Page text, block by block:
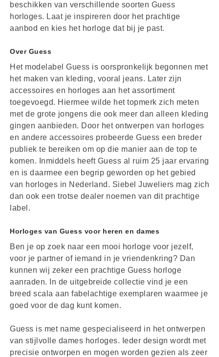
beschikken van verschillende soorten Guess
horloges. Laat je inspireren door het prachtige
aanbod en kies het horloge dat bij je past.
Over Guess
Het modelabel Guess is oorspronkelijk begonnen met
het maken van kleding, vooral jeans. Later zijn
accessoires en horloges aan het assortiment
toegevoegd. Hiermee wilde het topmerk zich meten
met de grote jongens die ook meer dan alleen kleding
gingen aanbieden. Door het ontwerpen van horloges
en andere accessoires probeerde Guess een breder
publiek te bereiken om op die manier aan de top te
komen. Inmiddels heeft Guess al ruim 25 jaar ervaring
en is daarmee een begrip geworden op het gebied
van horloges in Nederland. Siebel Juweliers mag zich
dan ook een trotse dealer noemen van dit prachtige
label.
Horloges van Guess voor heren en dames
Ben je op zoek naar een mooi horloge voor jezelf,
voor je partner of iemand in je vriendenkring? Dan
kunnen wij zeker een prachtige Guess horloge
aanraden. In de uitgebreide collectie vind je een
breed scala aan fabelachtige exemplaren waarmee je
goed voor de dag kunt komen.
Guess is met name gespecialiseerd in het ontwerpen
van stijlvolle dames horloges. Ieder design wordt met
precisie ontworpen en mogen worden gezien als zeer